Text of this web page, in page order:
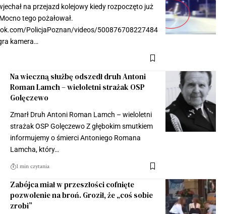
na przejazd kolejowy kiedy rozpoczęto już
tego pożałował.
PolicjaPoznan/videos/500876708227484
kamera…
Na wieczną służbę odszedł druh Antoni
Roman Lamch – wieloletni strażak OSP
Golęczewo
Zmarł Druh Antoni Roman Lamch – wieloletni
strażak OSP Golęczewo Z głębokim smutkiem
informujemy o śmierci Antoniego Romana
Lamcha, który…
1 min czytania
Zabójca miał w przeszłości cofnięte
pozwolenie na broń. Groził, że „coś sobie
zrobi”